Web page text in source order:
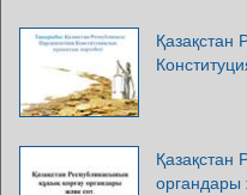
Қазақстан
Қазақстан
органдары